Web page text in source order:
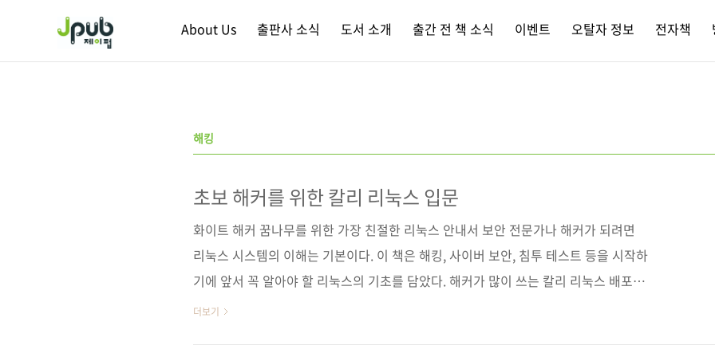
About Us 출판사 소식 도서 소개 출간 전 책 소식 이벤트 오탈자 정보 전자책
해킹
초보 해커를 위한 칼리 리눅스 입문
화이트 해커 꿈나무를 위한 가장 친절한 리눅스 안내서 보안 전문가나 해커가 되려면
리눅스 시스템의 이해는 기본이다. 이 책은 해킹, 사이버 보안, 침투 테스트 등을 시작하
기에 앞서 꼭 알아야 할 리눅스의 기초를 담았다. 해커가 많이 쓰는 칼리 리눅스 배포판
으로 실습하므로, 해킹의 기초를 학습하고 다음 단계로 넘어가기에 적합하다. 이 책으
더보기